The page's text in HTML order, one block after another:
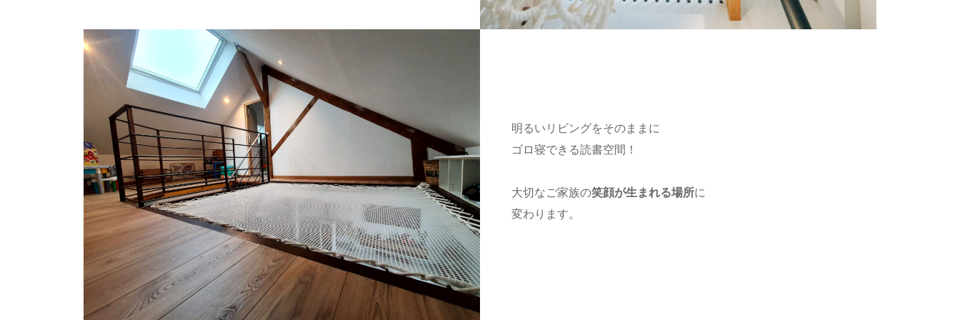
明るいリビングをそのままに
ゴロ寝できる読書空間！
大切なご家族の笑顔が生まれる場所に
変わります。